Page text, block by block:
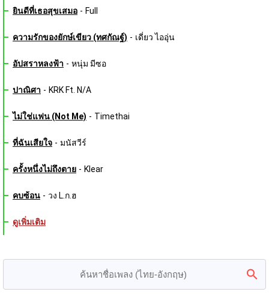
ยินดีที่เธอสุขเสมอ - Full
ความรักของยักษ์เขียว (ทศกัณฐ์) - เดี่ยว ไออุ่น
อัปสราหลงฟ้า - หนุ่ม มีซอ
ปาณิศา - KRK Ft. N/A
ไม่ใช่แฟน (Not Me) - Timethai
ที่ฉันเสียใจ - มนัสวีร์
ครั้งหนึ่งไม่ถึงตาย - Klear
คบซ้อน - วง L.ก.ฮ
ดูเพิ่มเติม